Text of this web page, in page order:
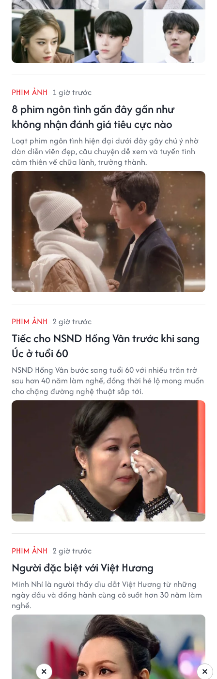
PHIM ẢNH 1 giờ trước
8 phim ngôn tình gần đây gần như
không nhận đánh giá tiêu cực nào
Loạt phim ngôn tình hiện đại dưới đây gây chú ý nhờ
dàn diễn viên đẹp, câu chuyện dễ xem và tuyến tình
cảm thiên về chữa lành, trưởng thành.
PHIM ẢNH 2 giờ trước
Tiếc cho NSND Hồng Vân trước khi sang
Úc ở tuổi 60
NSND Hồng Vân bước sang tuổi 60 với nhiều trăn trở
sau hơn 40 năm làm nghề, đồng thời hé lộ mong muốn
cho chặng đường nghệ thuật sắp tới.
PHIM ẢNH 2 giờ trước
Người đặc biệt với Việt Hương
Minh Nhí là người thầy dìu dắt Việt Hương từ những
ngày đầu và đồng hành cùng cô suốt hơn 30 năm làm
nghề.
×
×